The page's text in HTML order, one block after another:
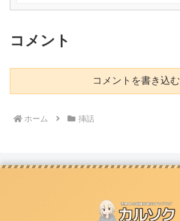
コメント
コメントを書き込む
ホーム 挿話